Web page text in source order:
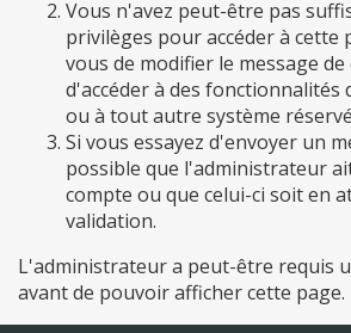
Vous n'avez peut-être pas
privilèges pour accéder à cette
vous de modifier le message
d'accéder à des
ou à tout autre système
Si vous essayez d'envoyer un
possible que l'administrateur
compte ou que celui-ci soit en
validation.
L'administrateur a peut-être requis
avant de pouvoir afficher cette page.